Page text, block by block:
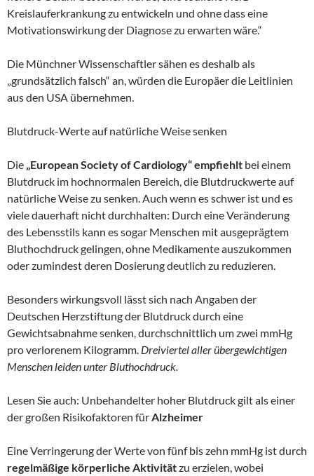
Kreislauferkrankung zu entwickeln und ohne dass eine
Motivationswirkung der Diagnose zu erwarten wäre.“
Die Münchner Wissenschaftler sähen es deshalb als
„grundsätzlich falsch“ an, würden die Europäer die Leitlinien
aus den USA übernehmen.
Blutdruck-Werte auf natürliche Weise senken
Die „European Society of Cardiology“ empfiehlt bei einem
Blutdruck im hochnormalen Bereich, die Blutdruckwerte auf
natürliche Weise zu senken. Auch wenn es schwer ist und es
viele dauerhaft nicht durchhalten: Durch eine Veränderung
des Lebensstils kann es sogar Menschen mit ausgeprägtem
Bluthochdruck gelingen, ohne Medikamente auszukommen
oder zumindest deren Dosierung deutlich zu reduzieren.
Besonders wirkungsvoll lässt sich nach Angaben der
Deutschen Herzstiftung der Blutdruck durch eine
Gewichtsabnahme senken, durchschnittlich um zwei mmHg
pro verlorenem Kilogramm. Dreiviertel aller übergewichtigen
Menschen leiden unter Bluthochdruck.
Lesen Sie auch: Unbehandelter hoher Blutdruck gilt als einer
der großen Risikofaktoren fürAlzheimer
Eine Verringerung der Werte von fünf bis zehn mmHg ist durch
regelmäßige körperliche Aktivitätzu erzielen, wobei